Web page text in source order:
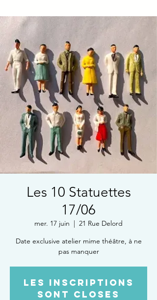
Les 10 Statuettes
17/06
mer. 17 juin
  |
21 Rue Delord
Date exclusive atelier mime théâtre, à ne
pas manquer
Les inscriptions
sont closes